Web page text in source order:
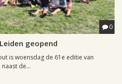
0
geopend
is woensdag de 61e editie van
de...